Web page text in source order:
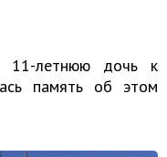
11-летнюю дочь к
память об этом